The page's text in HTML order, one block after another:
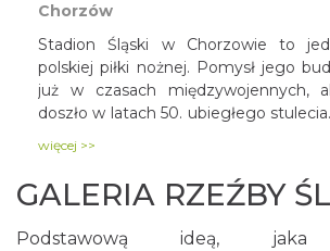
Chorzów
Stadion Śląski w Chorzowie to
polskiej piłki nożnej. Pomysł jego
już w czasach międzywojennych,
doszło w latach 50. ubiegłego
kraju - mógł pomieścić ponad 100
Wiele rozegranych na nim meczów
zawodów żużlowych przeszło do
więcej >>
GALERIA RZEŹBY
Podstawową ideą, jaka